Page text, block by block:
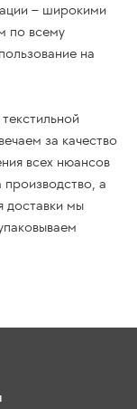
– широкими
по всему
на
за качество
всех нюансов
а
доставки мы